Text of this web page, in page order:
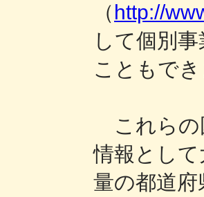
（ http://
して個別
こともでき
これらの
情報とし
量の都道